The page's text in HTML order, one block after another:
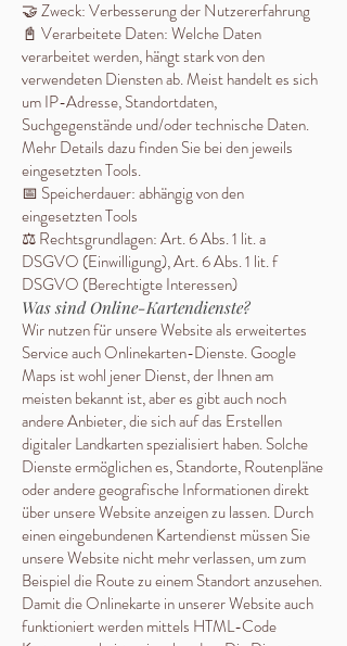
🤝 Zweck: Verbesserung der Nutzererfahrung
📓 Verarbeitete Daten: Welche Daten
verarbeitet werden, hängt stark von den
verwendeten Diensten ab. Meist handelt es sich
um IP-Adresse, Standortdaten,
Suchgegenstände und/oder technische Daten.
Mehr Details dazu finden Sie bei den jeweils
eingesetzten Tools.
📅 Speicherdauer: abhängig von den
eingesetzten Tools
⚖️ Rechtsgrundlagen: Art. 6 Abs. 1 lit. a
DSGVO (Einwilligung), Art. 6 Abs. 1 lit. f
DSGVO (Berechtigte Interessen)
Was sind Online-Kartendienste?
Wir nutzen für unsere Website als erweitertes
Service auch Onlinekarten-Dienste. Google
Maps ist wohl jener Dienst, der Ihnen am
meisten bekannt ist, aber es gibt auch noch
andere Anbieter, die sich auf das Erstellen
digitaler Landkarten spezialisiert haben. Solche
Dienste ermöglichen es, Standorte, Routenpläne
oder andere geografische Informationen direkt
über unsere Website anzeigen zu lassen. Durch
einen eingebundenen Kartendienst müssen Sie
unsere Website nicht mehr verlassen, um zum
Beispiel die Route zu einem Standort anzusehen.
Damit die Onlinekarte in unserer Website auch
funktioniert werden mittels HTML-Code